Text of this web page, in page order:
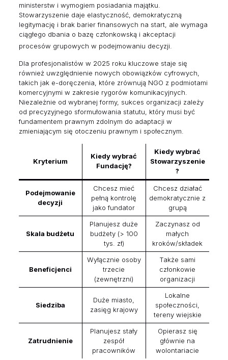
ministerstw i wymogiem posiadania majątku.
Stowarzyszenie daje elastyczność, demokratyczną
legitymację i brak barier finansowych na start, ale wymaga
ciągłego dbania o bazę członkowską i akceptacji
procesów grupowych w podejmowaniu decyzji.
Dla profesjonalistów w 2025 roku kluczowe staje się
również uwzględnienie nowych obowiązków cyfrowych,
takich jak e-doręczenia, które zrównują NGO z podmiotami
komercyjnymi w zakresie rygorów komunikacyjnych.
Niezależnie od wybranej formy, sukces organizacji zależy
od precyzyjnego sformułowania statutu, który musi być
fundamentem prawnym zdolnym do adaptacji w
zmieniającym się otoczeniu prawnym i społecznym.
Kryterium
Kiedy wybrać
Fundację?
Kiedy wybrać
Stowarzyszenie
?
Podejmowanie
decyzji
Chcesz mieć
pełną kontrolę
jako fundator
Chcesz działać
demokratycznie z
grupą
Skala budżetu
Planujesz duże
budżety (> 100
tys. zł)
Zaczynasz od
małych
kroków/składek
Beneficjenci
Wyłącznie osoby
trzecie
(zewnętrzni)
Także sami
członkowie
organizacji
Siedziba
Duże miasto,
zasięg krajowy
Lokalne
społeczności,
tereny wiejskie
Zatrudnienie
Planujesz stały
zespół
pracowników
Opierasz się
głównie na
wolontariacie